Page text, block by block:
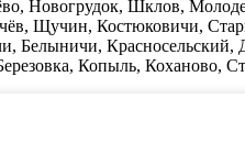
Новогрудок, Шклов,
Щучин, Костюковичи,
Белыничи,
Копыль, Коханово,